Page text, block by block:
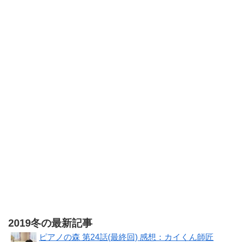
2019冬の最新記事
ピアノの森 第24話(最終回) 感想：カイくん師匠